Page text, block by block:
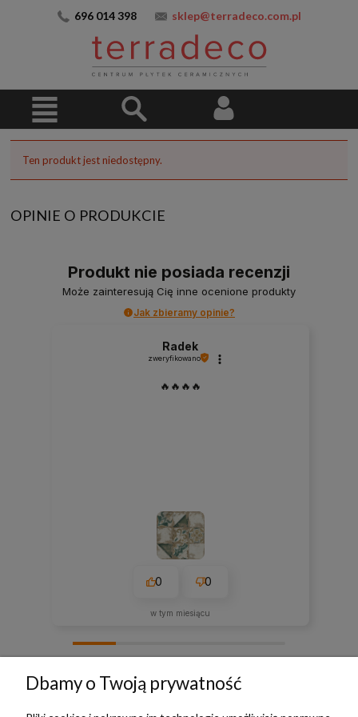
696 014 398 sklep@terradeco.com.pl
Ten produkt jest niedostępny.
OPINIE O PRODUKCIE
Produkt nie posiada recenzji
Może zainteresują Cię inne ocenione produkty
Jak zbieramy opinie?
Radek
zweryfikowano
🔥🔥🔥🔥
0 0
w tym miesiącu
Dbamy o Twoją prywatność